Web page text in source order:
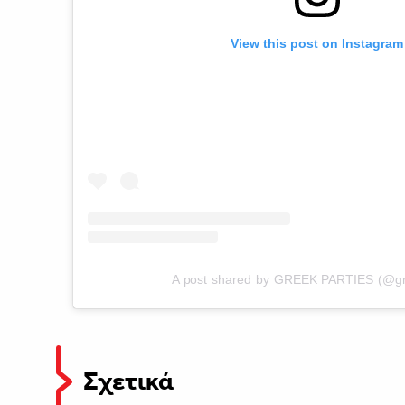
View this post on Instagram
A post shared by GREEK PARTIES
Σχετικά